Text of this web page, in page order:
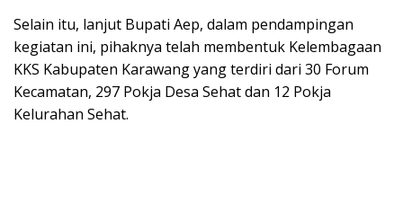
Selain itu, lanjut Bupati Aep, dalam pendampingan
kegiatan ini, pihaknya telah membentuk Kelembagaan
KKS Kabupaten Karawang yang terdiri dari 30 Forum
Kecamatan, 297 Pokja Desa Sehat dan 12 Pokja
Kelurahan Sehat.